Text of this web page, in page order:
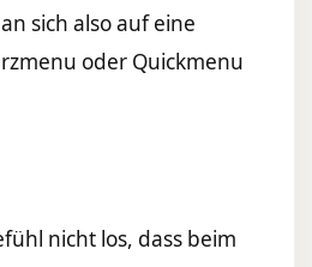
sich also auf eine
oder Quickmenu
nicht los, dass beim